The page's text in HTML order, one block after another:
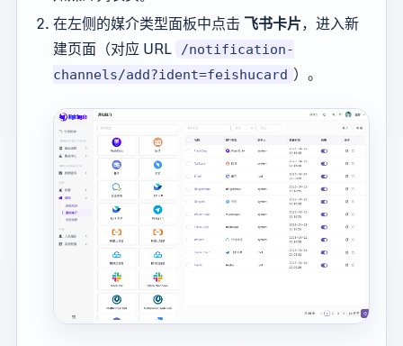
在左侧的媒介类型面板中点击 飞书卡片，进入新
建页面（对应 URL
/notification-
channels/add?ident=feishucard ）。